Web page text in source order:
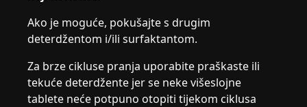
Ako je moguće, pokušajte s drugim
deterdžentom i/ili surfaktantom.
Za brze cikluse pranja uporabite praškaste ili
tekuće deterdžente jer se neke višeslojne
tablete neće potpuno otopiti tijekom ciklusa